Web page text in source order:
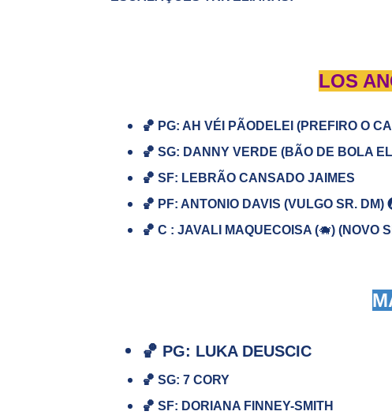
LOS
🏀 PG: AH VÉI PÃODELEI (PREFIRO O
🏀 SG: DANNY VERDE (BÃO DE BOLA
🏀 SF: LEBRÃO CANSADO JAIMES
🏀 PF: ANTONIO DAVIS (VULGO SR. DM)
🏀 C : JAVALI MAQUECOISA (🐗) (NOVO
PG: LUKA DEUSCIC
🏀 SG: 7 CORY
🏀 SF: DORIANA FINNEY-SMITH